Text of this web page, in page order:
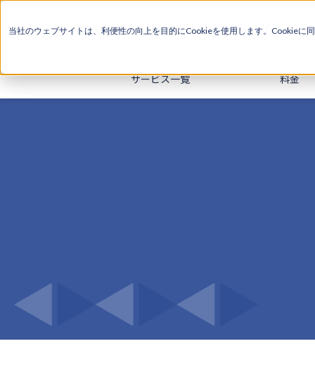
当社のウェブサイトは、利便性の向上を目的にCookieを使用します。Cookieに
サービス一覧 料金